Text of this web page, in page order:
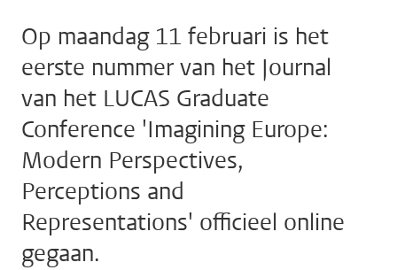
Op maandag 11 februari is het
eerste nummer van het Journal
van het LUCAS Graduate
Conference 'Imagining Europe:
Modern Perspectives,
Perceptions and
Representations' officieel online
gegaan.